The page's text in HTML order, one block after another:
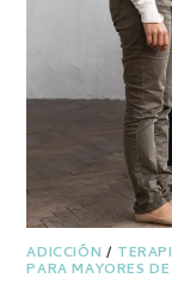
ADICCIÓN /
PARA MAYORES